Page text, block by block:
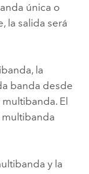
única o
la salida será
la
banda desde
El
y la